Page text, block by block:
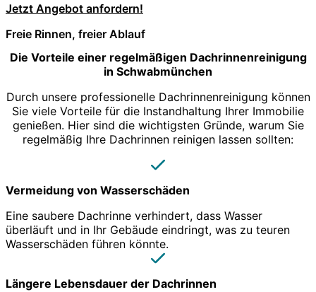
Jetzt Angebot anfordern!
Freie Rinnen, freier Ablauf
Die Vorteile einer regelmäßigen Dachrinnenreinigung
in Schwabmünchen
Durch unsere professionelle Dachrinnenreinigung können
Sie viele Vorteile für die Instandhaltung Ihrer Immobilie
genießen. Hier sind die wichtigsten Gründe, warum Sie
regelmäßig Ihre Dachrinnen reinigen lassen sollten:
Vermeidung von Wasserschäden
Eine saubere Dachrinne verhindert, dass Wasser
überläuft und in Ihr Gebäude eindringt, was zu teuren
Wasserschäden führen könnte.
Längere Lebensdauer der Dachrinnen